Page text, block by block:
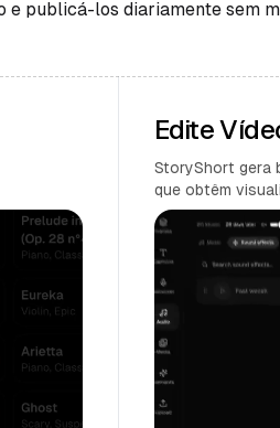
e publicá-los diariamente sem
Edite
StoryShort gera
que obtêm